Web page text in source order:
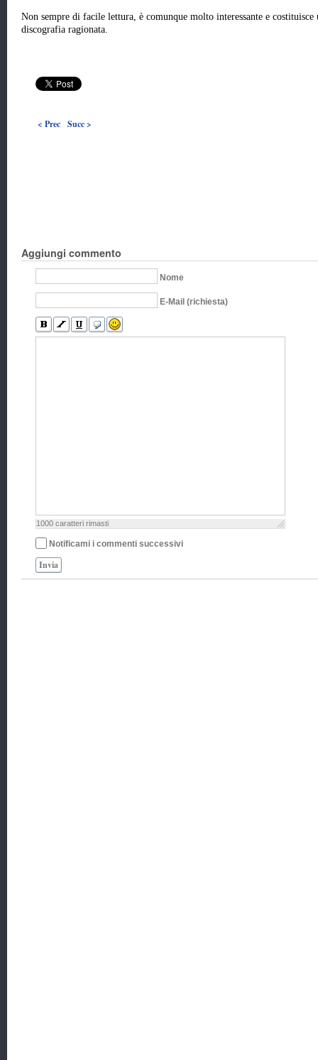
Non sempre di facile lettura, è comunque molto interessante e
discografia ragionata.
< Prec Succ >
Aggiungi commento
Nome
E-Mail (richiesta)
1000 caratteri rimasti
Notificami i commenti successivi
Invia